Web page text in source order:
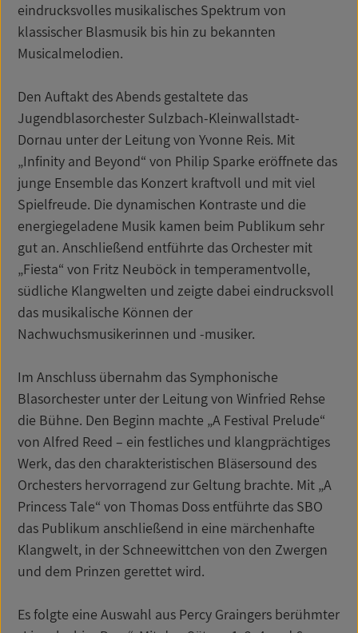
eindrucksvolles musikalisches Spektrum von
klassischer Blasmusik bis hin zu bekannten
Musicalmelodien.
Den Auftakt des Abends gestaltete das
Jugendblasorchester Sulzbach-Kleinwallstadt-
Dornau unter der Leitung von Yvonne Reis. Mit
„Infinity and Beyond“ von Philip Sparke eröffnete das
junge Ensemble das Konzert kraftvoll und mit viel
Spielfreude. Die dynamischen Kontraste und die
energiegeladene Musik kamen beim Publikum sehr
gut an. Anschließend entführte das Orchester mit
„Fiesta“ von Fritz Neuböck in temperamentvolle,
südliche Klangwelten und zeigte dabei eindrucksvoll
das musikalische Können der
Nachwuchsmusikerinnen und -musiker.
Im Anschluss übernahm das Symphonische
Blasorchester unter der Leitung von Winfried Rehse
die Bühne. Den Beginn machte „A Festival Prelude“
von Alfred Reed – ein festliches und klangprächtiges
Werk, das den charakteristischen Bläsersound des
Orchesters hervorragend zur Geltung brachte. Mit „A
Princess Tale“ von Thomas Doss entführte das SBO
das Publikum anschließend in eine märchenhafte
Klangwelt, in der Schneewittchen von den Zwergen
und dem Prinzen gerettet wird.
Es folgte eine Auswahl aus Percy Graingers berühmter